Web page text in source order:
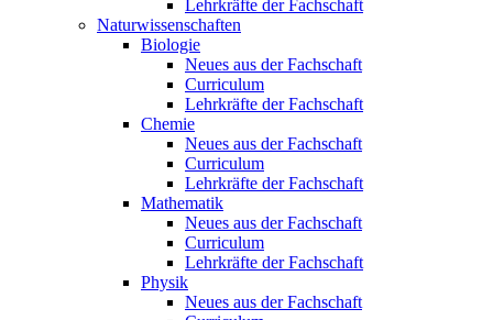
Lehrkräfte der Fachschaft
Naturwissenschaften
Biologie
Neues aus der Fachschaft
Curriculum
Lehrkräfte der Fachschaft
Chemie
Neues aus der Fachschaft
Curriculum
Lehrkräfte der Fachschaft
Mathematik
Neues aus der Fachschaft
Curriculum
Lehrkräfte der Fachschaft
Physik
Neues aus der Fachschaft